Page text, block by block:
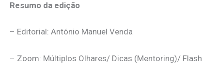
Resumo da edição
– Editorial: António Manuel Venda
– Zoom: Múltiplos Olhares/ Dicas (Mentoring)/ Flash